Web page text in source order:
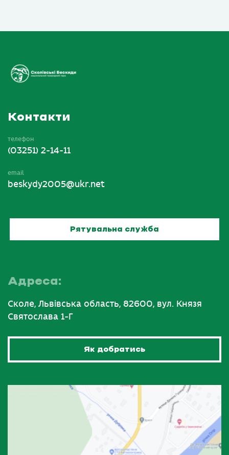
Контакти
телефон
(03251) 2-14-11
email
beskydy2005@ukr.net
Рятувальна служба
Адреса:
Сколе, Львівська область, 82600, вул. Князя
Святослава 1-Г
Як добратись